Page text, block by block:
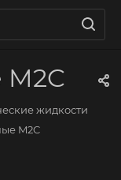
жидкости
M2C